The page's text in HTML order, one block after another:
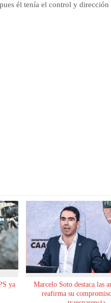
él tenía el control y dirección
ya
Marcelo Soto destaca las
reafirma su